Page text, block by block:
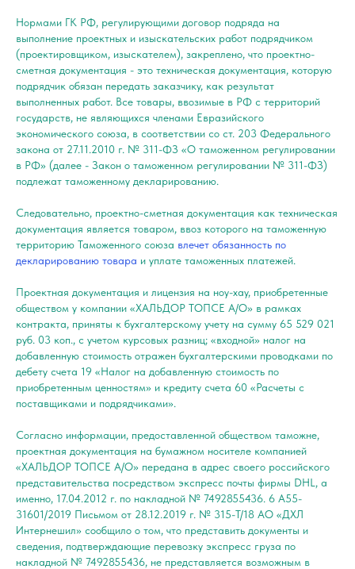
Нормами ГК РФ, регулирующими договор подряда на
выполнение проектных и изыскательских работ подрядчиком
(проектировщиком, изыскателем), закреплено, что проектно-
сметная документация - это техническая документация, которую
подрядчик обязан передать заказчику, как результат
выполненных работ. Все товары, ввозимые в РФ с территорий
государств, не являющихся членами Евразийского
экономического союза, в соответствии со ст. 203 Федерального
закона от 27.11.2010 г. № 311-ФЗ «О таможенном регулировании
в РФ» (далее - Закон о таможенном регулировании № 311-ФЗ)
подлежат таможенному декларированию.
Следовательно, проектно-сметная документация как техническая
документация является товаром, ввоз которого на таможенную
территорию Таможенного союза влечет обязанность по
декларированию товара и уплате таможенных платежей.
Проектная документация и лицензия на ноу-хау, приобретенные
обществом у компании «ХАЛЬДОР ТОПСЕ А/О» в рамках
контракта, приняты к бухгалтерскому учету на сумму 65 529 021
руб. 03 коп., с учетом курсовых разниц; «входной» налог на
добавленную стоимость отражен бухгалтерскими проводками по
дебету счета 19 «Налог на добавленную стоимость по
приобретенным ценностям» и кредиту счета 60 «Расчеты с
поставщиками и подрядчиками».
Согласно информации, предоставленной обществом таможне,
проектная документация на бумажном носителе компанией
«ХАЛЬДОР ТОПСЕ А/О» передана в адрес своего российского
представительства посредством экспресс почты фирмы DHL, а
именно, 17.04.2012 г. по накладной № 7492855436. 6 А55-
31601/2019 Письмом от 28.12.2019 г. № 315-Т/18 АО «ДХЛ
Интернешил» сообщило о том, что представить документы и
сведения, подтверждающие перевозку экспресс груза по
накладной № 7492855436, не представляется возможным в